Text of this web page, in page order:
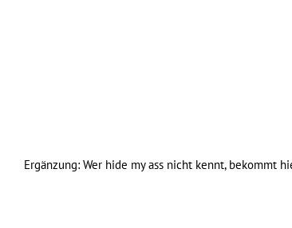
Ergänzung: Wer hide my ass nicht kennt, bekommt